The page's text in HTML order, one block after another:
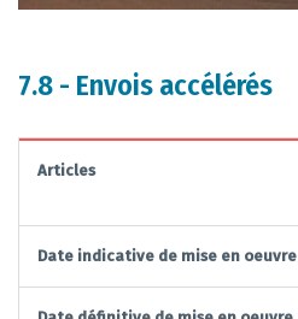
7.8 - Envois accélérés
Articles
Date indicative de mise en oeuvre